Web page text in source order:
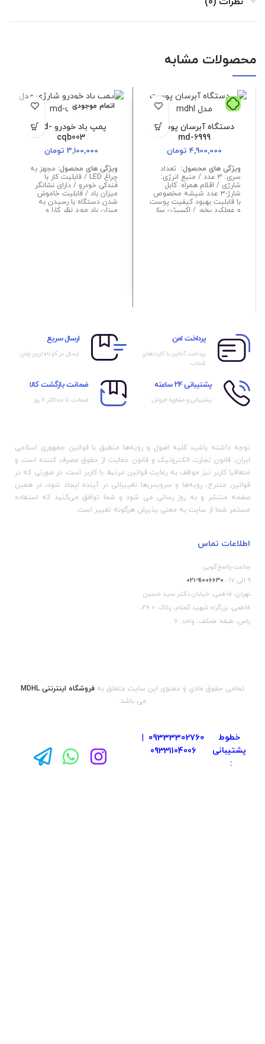
محصولات مشابه
دستگاه آبرسان پوست
md-6999
4,900,000 تومان
ویژگی های محصول: تعداد
سری: 3 عدد / منبع انرژی:
شارژی / اقلام همراه: کابل
شارژ-۳ عدد شیشه مخصوص
با قابلیت بهبود کیفیت پوست
و عملکرد بخور / اکسیژن ساز
اتمام موجودی
پمپ باد خودرو md-
cqb003
3,100,000 تومان
ویژگی های محصول: مجهز به
چراغ LED / قابلیت کار با
فندکی خودرو / دارای نشانگر
میزان باد / قابلیت خاموش
شدن دستگاه با رسیدن به
میزان باد مورد نظر کارا و
پرداخت امن
پرداخت آنلاین با کارت‌های
شتاب
ارسال سریع
ارسال در کوتاه‌ترین زمان
پشتیبانی 24 ساعته
پشتیبانی و مشاوره فروش
ضمانت بازگشت کالا
ضمانت تا حداکثر ۷ روز
توجه داشته باشید کلیه اصول و رویه‏‌ها منطبق با قوانین جمهوری اسلامی
ایران، قانون تجارت الکترونیک و قانون حمایت از حقوق مصرف کننده است و
متعاقبا کاربر نیز موظف به رعایت قوانین مرتبط با کاربر است. در صورتی که در
قوانین مندرج، رویه‏‌ها و سرویس‏‌ها تغییراتی در آینده ایجاد شود، در همین
صفحه منتشر و به روز رسانی می شود و شما توافق می‏‌کنید که استفاده
مستمر شما از سایت به معنی پذیرش هرگونه تغییر است.
اطلاعات تماس
ساعت پاسخ‌گویی
۹ الی ۱۷ :
۹۱۰۰۶۶۳۰-۰۲۱
تهران، فاطمی، خیابان دکتر سید حسین
فاطمی، بزرگراه شهید گمنام، پلاک: 26.0،
یاس، طبقه: همکف، واحد: 7
تمامی حقوق مادی و معنوی این سایت متعلق به فروشگاه اینترنتی MDHL
می باشد.
خطوط
پشتیبانی
:
09333302760
|
09331104006